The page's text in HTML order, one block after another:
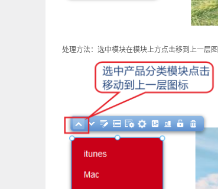
处理方法：选中模块在模块上方点击移到上一层